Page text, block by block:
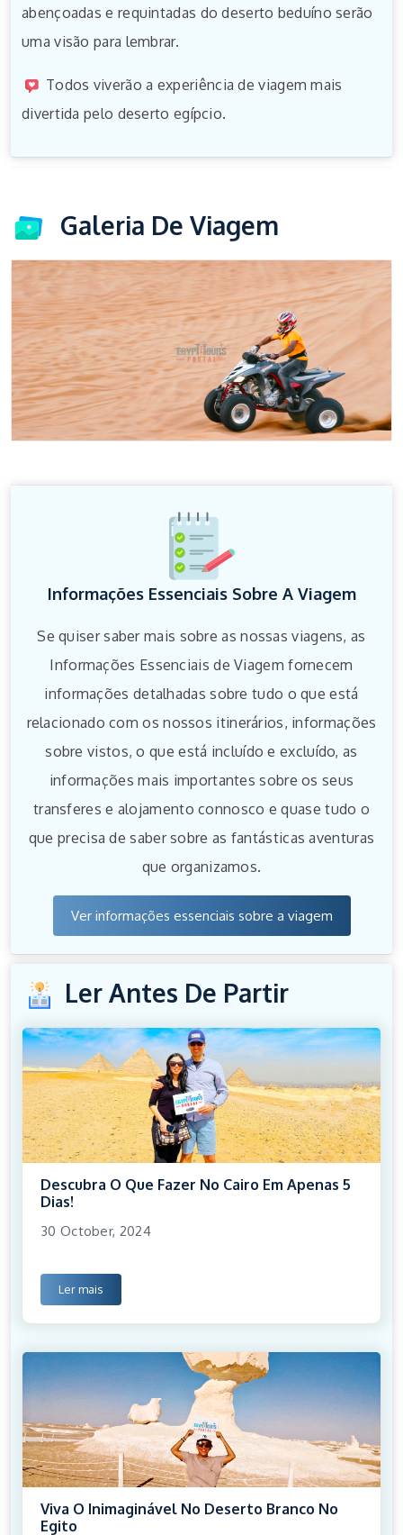
abençoadas e requintadas do deserto beduíno serão
uma visão para lembrar.
Todos viverão a experiência de viagem mais
divertida pelo deserto egípcio.
Galeria De Viagem
Informações Essenciais Sobre A Viagem
Se quiser saber mais sobre as nossas viagens, as
Informações Essenciais de Viagem fornecem
informações detalhadas sobre tudo o que está
relacionado com os nossos itinerários, informações
sobre vistos, o que está incluído e excluído, as
informações mais importantes sobre os seus
transferes e alojamento connosco e quase tudo o
que precisa de saber sobre as fantásticas aventuras
que organizamos.
Ver informações essenciais sobre a viagem
Ler Antes De Partir
Descubra O Que Fazer No Cairo Em Apenas 5
Dias!
30 October, 2024
Ler mais
Viva O Inimaginável No Deserto Branco No
Egito